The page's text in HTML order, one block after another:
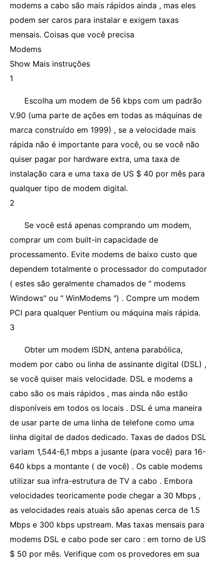
modems a cabo são mais rápidos ainda , mas eles
podem ser caros para instalar e exigem taxas
mensais. Coisas que você precisa
Modems
Show Mais instruções
1
Escolha um modem de 56 kbps com um padrão
V.90 (uma parte de ações em todas as máquinas de
marca construído em 1999) , se a velocidade mais
rápida não é importante para você, ou se você não
quiser pagar por hardware extra, uma taxa de
instalação cara e uma taxa de US $ 40 por mês para
qualquer tipo de modem digital.
2
Se você está apenas comprando um modem,
comprar um com built-in capacidade de
processamento. Evite modems de baixo custo que
dependem totalmente o processador do computador
( estes são geralmente chamados de " modems
Windows" ou " WinModems ") . Compre um modem
PCI para qualquer Pentium ou máquina mais rápida.
3
Obter um modem ISDN, antena parabólica,
modem por cabo ou linha de assinante digital (DSL) ,
se você quiser mais velocidade. DSL e modems a
cabo são os mais rápidos , mas ainda não estão
disponíveis em todos os locais . DSL é uma maneira
de usar parte de uma linha de telefone como uma
linha digital de dados dedicado. Taxas de dados DSL
variam 1,544-6,1 mbps a jusante (para você) para 16-
640 kbps a montante ( de você) . Os cable modems
utilizar sua infra-estrutura de TV a cabo . Embora
velocidades teoricamente pode chegar a 30 Mbps ,
as velocidades reais atuais são apenas cerca de 1.5
Mbps e 300 kbps upstream. Mas taxas mensais para
modems DSL e cabo pode ser caro : em torno de US
$ 50 por mês. Verifique com os provedores em sua